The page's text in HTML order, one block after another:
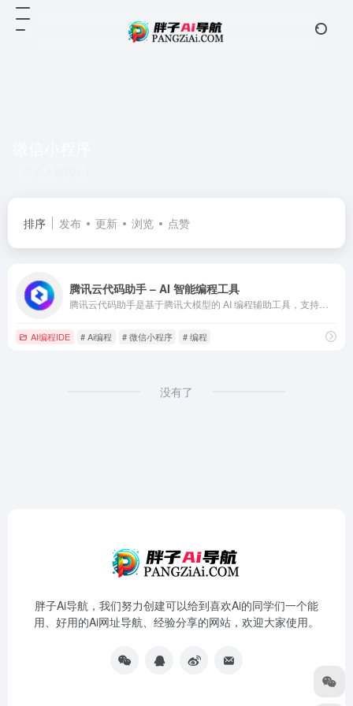
排序 发布 更新 浏览 点赞
腾讯云代码助手 – AI 智能编程工具
AI编程IDE # Ai编程 # 微信小程序 # 编程
没有了
胖子Ai导航，我们努力创建可以给到喜欢Ai的同学们一个能
用、好用的Ai网址导航、经验分享的网站，欢迎大家使用。